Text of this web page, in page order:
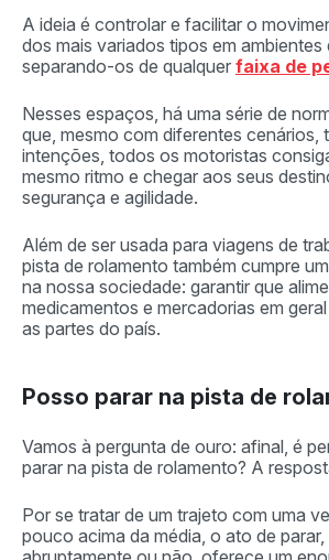
A ideia é controlar e facilitar o
dos mais variados tipos em
separando-os de qualquer faixa de
Nesses espaços, há uma série de
que, mesmo com diferentes cenários,
intenções, todos os motoristas
mesmo ritmo e chegar aos seus
segurança e agilidade.
Além de ser usada para viagens de
pista de rolamento também cumpre
na nossa sociedade: garantir que
medicamentos e mercadorias em
as partes do país.
Posso parar na pista de
Vamos à pergunta de ouro: afinal, é
parar na pista de rolamento? A
Por se tratar de um trajeto com uma
pouco acima da média, o ato de parar,